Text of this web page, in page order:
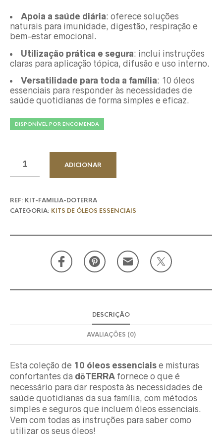
Apoia a saúde diária: oferece soluções
naturais para imunidade, digestão, respiração e
bem-estar emocional.
Utilização prática e segura: inclui instruções
claras para aplicação tópica, difusão e uso interno.
Versatilidade para toda a família: 10 óleos
essenciais para responder às necessidades de
saúde quotidianas de forma simples e eficaz.
DISPONÍVEL POR ENCOMENDA
ADICIONAR
REF: KIT-FAMILIA-DOTERRA
CATEGORIA: KITS DE ÓLEOS ESSENCIAIS
DESCRIÇÃO
AVALIAÇÕES (0)
Esta coleção de 10 óleos essenciais e misturas
confortantes da dōTERRA fornece o que é
necessário para dar resposta às necessidades de
saúde quotidianas da sua família, com métodos
simples e seguros que incluem óleos essenciais.
Vem com todas as instruções para saber como
utilizar os seus óleos!